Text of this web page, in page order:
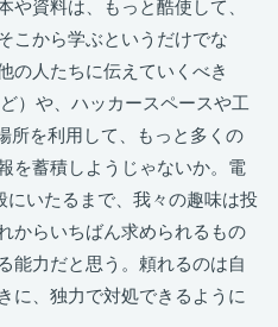
や資料は、もっと酷使して、
こから学ぶというだけでな
の人たちに伝えていくべき
）や、ハッカースペースや工
所を利用して、もっと多くの
を蓄積しようじゃないか。電
いたるまで、我々の趣味は投
からいちばん求められるもの
能力だと思う。頼れるのは自
に、独力で対処できるように